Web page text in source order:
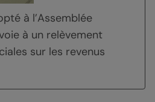
à l’Assemblée
à un relèvement
sur les revenus